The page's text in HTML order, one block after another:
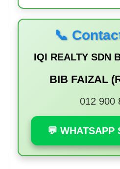
📞
IQI REALTY SDN
BIB FAIZAL
012 900
💬 WHATSAPP